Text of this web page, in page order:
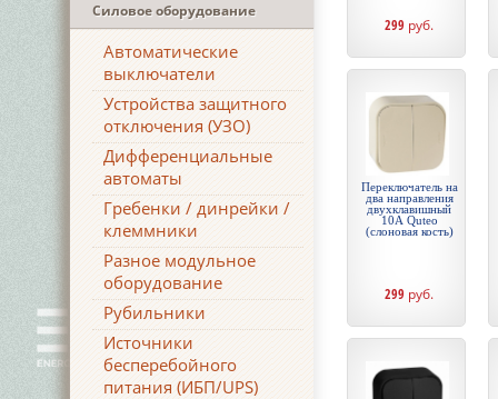
Силовое оборудование
Автоматические
выключатели
Устройства защитного
отключения (УЗО)
Дифференциальные
автоматы
Гребенки / динрейки /
клеммники
Разное модульное
оборудование
Рубильники
Источники
бесперебойного
питания (ИБП/UPS)
299 руб.
Переключатель на
два направления
двухклавишный
10А Quteo
(слоновая кость)
299 руб.